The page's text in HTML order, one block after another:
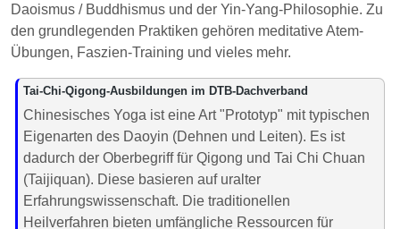
Daoismus / Buddhismus und der Yin-Yang-Philosophie. Zu
den grundlegenden Praktiken gehören meditative Atem-
Übungen, Faszien-Training und vieles mehr.
Tai-Chi-Qigong-Ausbildungen im DTB-Dachverband
Chinesisches Yoga ist eine Art "Prototyp" mit typischen
Eigenarten des Daoyin (Dehnen und Leiten). Es ist
dadurch der Oberbegriff für Qigong und Tai Chi Chuan
(Taijiquan). Diese basieren auf uralter
Erfahrungswissenschaft. Die traditionellen
Heilverfahren bieten umfängliche Ressourcen für